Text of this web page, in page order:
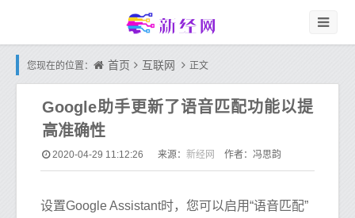
您现在的位置： 首页 互联网 正文
Google助手更新了语音匹配功能以提
高准确性
2020-04-29 11:12:26 来源： 新经网 作者：冯思韵
设置Google Assistant时，您可以启用“语音匹配”